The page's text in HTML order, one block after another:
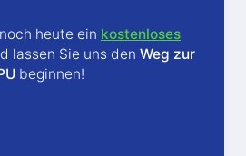
heute ein kostenloses
lassen Sie uns den Weg zur
beginnen!